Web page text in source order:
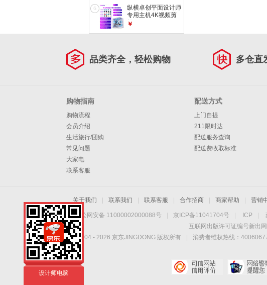
装、升级配置 按需
选配 加购 华硕
VA27AQ 27英寸2K
显示器
6
纵横卓创平面设计师
专用主机4K视频剪
辑
式电脑 平面设计4K
视频剪辑 四：
￥
品类齐全，轻松购物 多仓直
购物指南
购物流程
会员介绍
生活旅行/团购
常见问题
大家电
联系客服
配送方式
上门自提
211限时达
配送服务查询
配送费收取标准
关于我们 联系我们 联系客服 合作招商 商家帮助 营销
京公网安备 11000002000088号 京ICP备11041704号 ICP
互联网出版许可证编号新出
Copyright © 2004 - 2026 京东JINGDONG 版权所有 消费者维权热线：
纵横卓创电脑
设计师电脑